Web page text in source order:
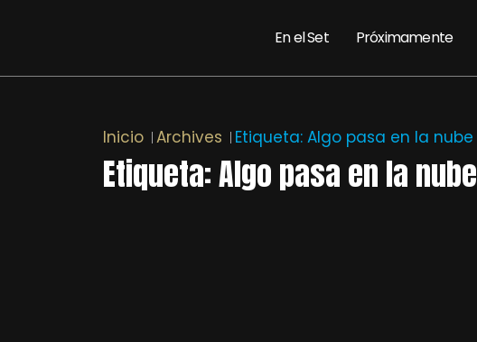
En el Set Próximamente
Inicio Archives Etiqueta: Algo pasa en la nube
Etiqueta:Algo pasa en la nube